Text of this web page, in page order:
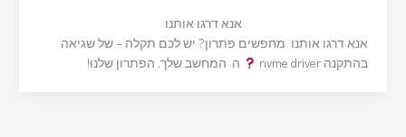
אנא דרגו אותנו
אנא דרגו אותנו מחפשים פתרון? יש לכם תקלה – של שגיאה
בהתקנה nvme driver
ה המחשב שלך, הפתרון שלנו!